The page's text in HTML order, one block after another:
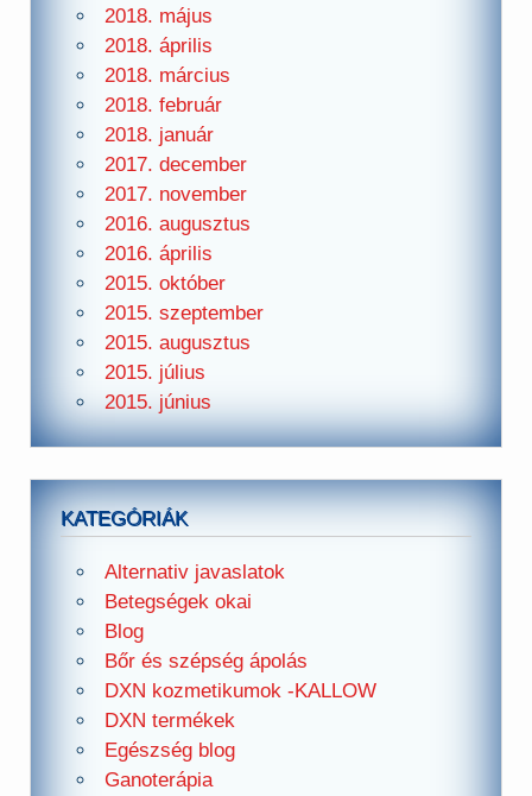
2018. május
2018. április
2018. március
2018. február
2018. január
2017. december
2017. november
2016. augusztus
2016. április
2015. október
2015. szeptember
2015. augusztus
2015. július
2015. június
KATEGÓRIÁK
Alternativ javaslatok
Betegségek okai
Blog
Bőr és szépség ápolás
DXN kozmetikumok -KALLOW
DXN termékek
Egészség blog
Ganoterápia